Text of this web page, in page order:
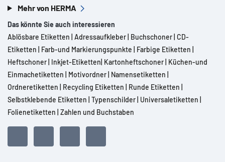
Mehr von HERMA
Das könnte Sie auch interessieren
Ablösbare Etiketten Adressaufkleber Buchschoner CD-
Etiketten
Farb-und Markierungspunkte Farbige Etiketten
Heftschoner Inkjet-Etiketten Kartonheftschoner Küchen-und
Einmachetiketten
Motivordner Namensetiketten
Ordneretiketten
Recycling Etiketten Runde Etiketten
Selbstklebende Etiketten Typenschilder Universaletiketten
Folienetiketten Zahlen und Buchstaben